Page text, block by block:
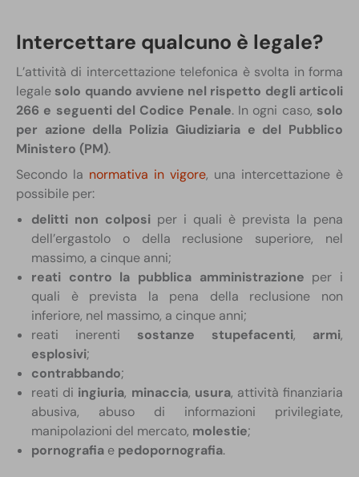
Intercettare qualcuno è legale?
L’attività di intercettazione telefonica è svolta in forma
legale solo quando avviene nel rispetto degli articoli
266 e seguenti del Codice Penale. In ogni caso, solo
per azione della Polizia Giudiziaria e del Pubblico
Ministero (PM).
Secondo la normativa in vigore, una intercettazione è
possibile per:
delitti non colposi per i quali è prevista la pena
dell’ergastolo o della reclusione superiore, nel
massimo, a cinque anni;
reati contro la pubblica amministrazione per i
quali è prevista la pena della reclusione non
inferiore, nel massimo, a cinque anni;
reati inerenti sostanze stupefacenti, armi,
esplosivi;
contrabbando;
reati di ingiuria, minaccia, usura, attività finanziaria
abusiva, abuso di informazioni privilegiate,
manipolazioni del mercato, molestie;
pornografia e pedopornografia.